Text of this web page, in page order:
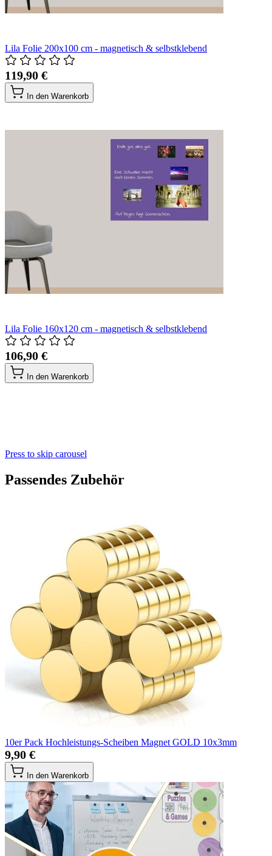
Lila Folie 200x100 cm - magnetisch & selbstklebend
119,90 €
In den Warenkorb
Lila Folie 160x120 cm - magnetisch & selbstklebend
106,90 €
In den Warenkorb
Press to skip carousel
Passendes Zubehör
10er Pack Hochleistungs-Scheiben Magnet GOLD 10x3mm
9,90 €
In den Warenkorb